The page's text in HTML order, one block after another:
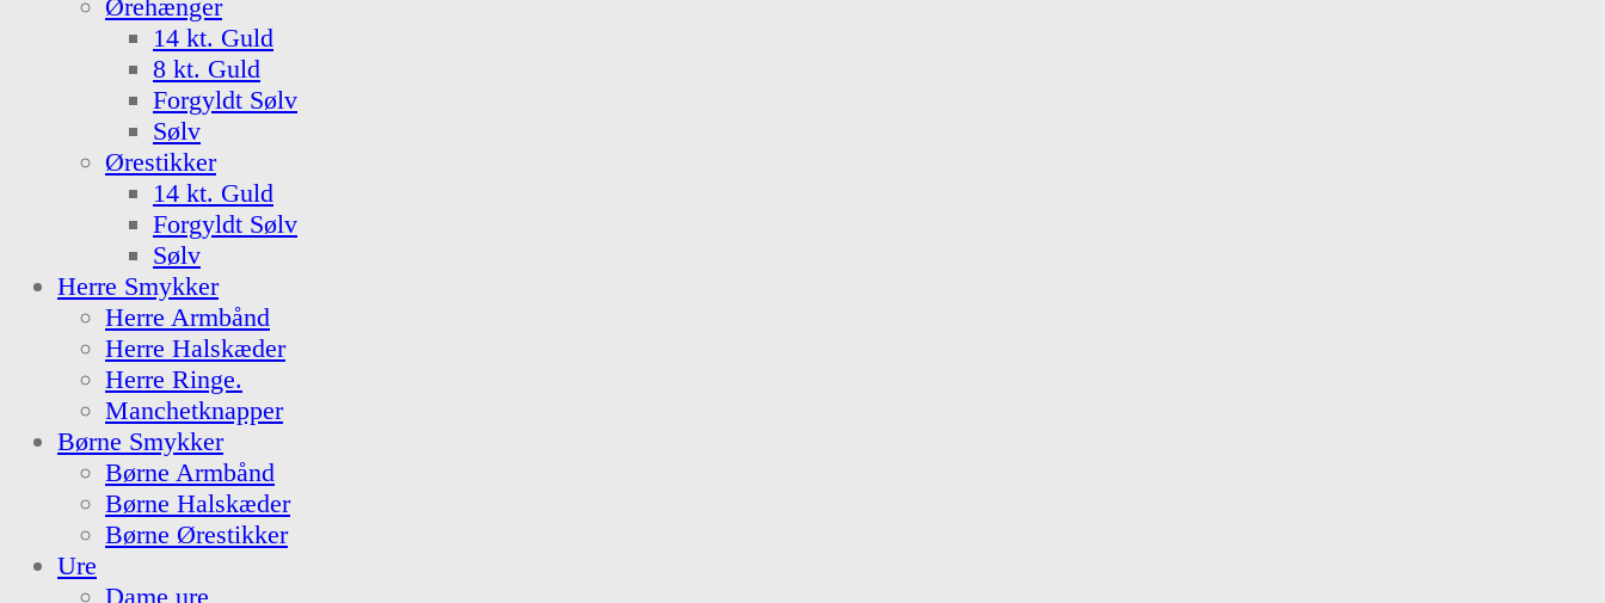
Ørehænger
14 kt. Guld
8 kt. Guld
Forgyldt Sølv
Sølv
Ørestikker
14 kt. Guld
Forgyldt Sølv
Sølv
Herre Smykker
Herre Armbånd
Herre Halskæder
Herre Ringe.
Manchetknapper
Børne Smykker
Børne Armbånd
Børne Halskæder
Børne Ørestikker
Ure
Dame ure